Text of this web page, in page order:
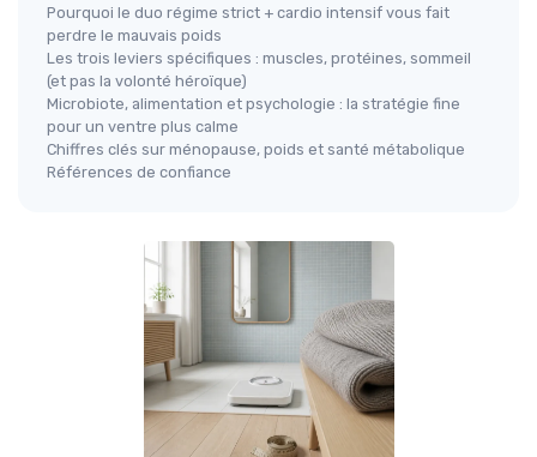
Pourquoi le duo régime strict + cardio intensif vous fait
perdre le mauvais poids
Les trois leviers spécifiques : muscles, protéines, sommeil
(et pas la volonté héroïque)
Microbiote, alimentation et psychologie : la stratégie fine
pour un ventre plus calme
Chiffres clés sur ménopause, poids et santé métabolique
Références de confiance